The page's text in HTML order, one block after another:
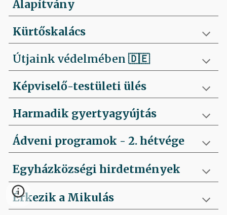
Alapítvány
Kürtőskalács
Útjaink védelmében🇩🇪
Képviselő-testületi ülés
Harmadik gyertyagyújtás
Ádveni programok - 2. hétvége
Egyházközségi hirdetmények
Érkezik a Mikulás